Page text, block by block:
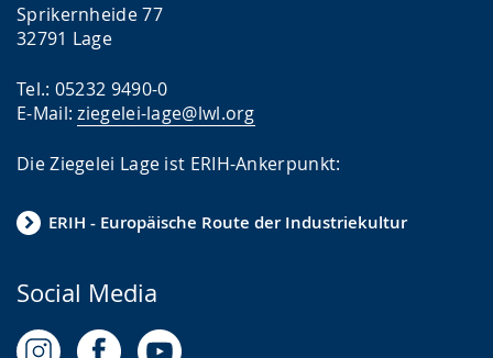
Sprikernheide 77
32791 Lage
Tel.: 05232 9490-0
E-Mail:ziegelei-lage@lwl.org
Die Ziegelei Lage ist ERIH-Ankerpunkt:
ERIH - Europäische Route der Industriekultur
Social Media